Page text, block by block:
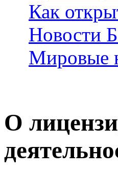
Как
Новости
Мировые
О